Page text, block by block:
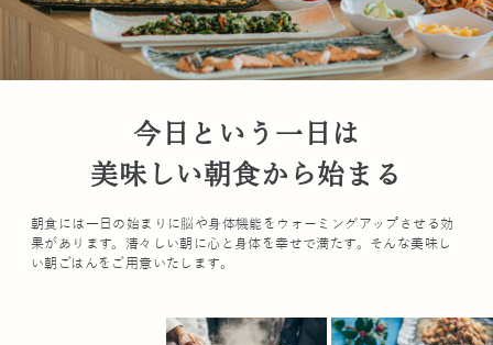
今日という一日は
美味しい朝食から始まる
朝食には一日の始まりに脳や身体機能をウォーミングアップさせる効
果があります。清々しい朝に心と身体を幸せで満たす。そんな美味し
い朝ごはんをご用意いたします。